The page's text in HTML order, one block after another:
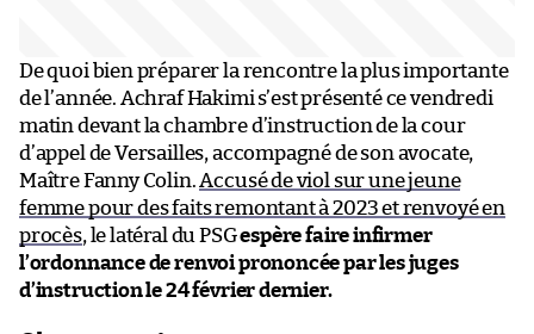
De quoi bien préparer la rencontre la plus importante
de l’année. Achraf Hakimi s’est présenté ce vendredi
matin devant la chambre d’instruction de la cour
d’appel de Versailles, accompagné de son avocate,
Maître Fanny Colin.Accusé de viol sur une jeune
femme pour des faits remontant à 2023 et renvoyé en
procès, le latéral du PSGespère faire infirmer
l’ordonnance de renvoi prononcée par les juges
d’instruction le 24 février dernier.